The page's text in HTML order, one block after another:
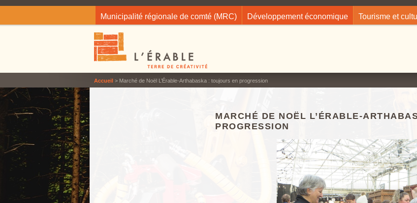
Municipalité régionale de comté (MRC) Développement économique Tourisme et
Accueil> Marché de Noël L’Érable-Arthabaska : toujours en progression
MARCHÉ DE NOËL L’ÉRABLE-
PROGRESSION